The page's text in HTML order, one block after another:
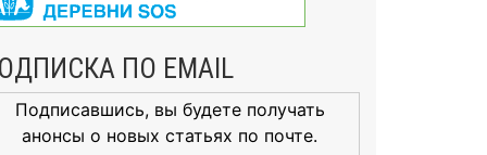
ПО EMAIL
Подписавшись, вы будете получать
анонсы о новых статьях по почте.